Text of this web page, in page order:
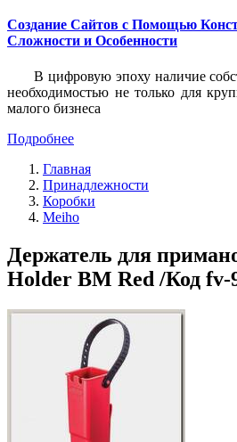
Создание Сайтов с Помощью
Сложности и Особенности
В цифровую эпоху наличие
необходимостью не только для
малого бизнеса
Подробнее
Главная
Принадлежности
Коробки
Meiho
Держатель для
Holder BM Red /Код fv-